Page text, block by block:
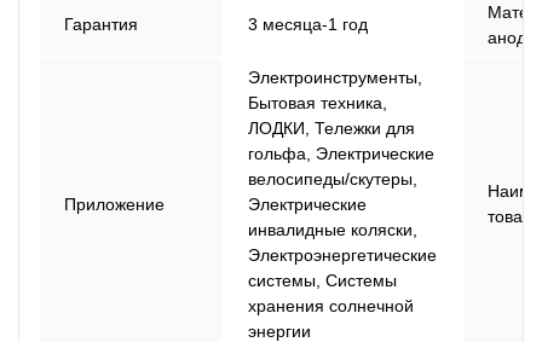
Гарантия 3 месяца-1 год
анода
Приложение
Электроинструменты,
Бытовая техника,
ЛОДКИ, Тележки для
гольфа, Электрические
велосипеды/скутеры,
Электрические
инвалидные коляски,
Электроэнергетические
системы, Системы
хранения солнечной
энергии
товара